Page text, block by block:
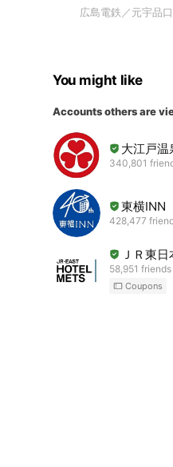
広島電鉄／元宇品
You might like
Accounts others are
大江戸温
340,801
東横INN
428,477
ＪＲ東
58,951 friends
Coupons